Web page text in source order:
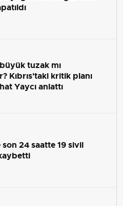
tuzak mı
Kıbrıs'taki kritik planı
Yaycı anlattı
24 saatte 19 sivil